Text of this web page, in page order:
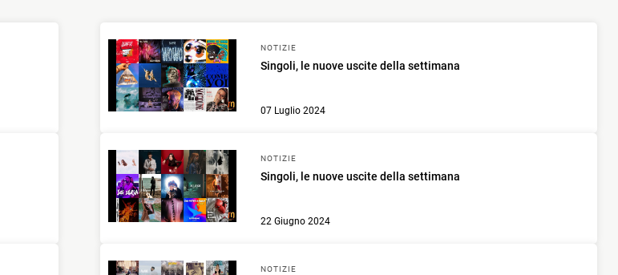
NOTIZIE
Singoli, le nuove uscite della settimana
07 Luglio 2024
NOTIZIE
Singoli, le nuove uscite della settimana
22 Giugno 2024
NOTIZIE